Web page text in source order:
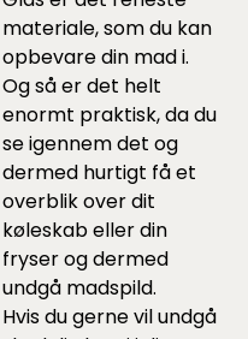
materiale, som du kan
opbevare din mad i.
Og så er det helt
enormt praktisk, da du
se igennem det og
dermed hurtigt få et
overblik over dit
køleskab eller din
fryser og dermed
undgå madspild.
Hvis du gerne vil undgå